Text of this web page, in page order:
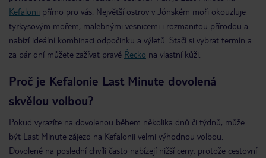
Kefalonii přímo pro vás. Největší ostrov v Jónském moři okouzluje
tyrkysovým mořem, malebnými vesnicemi i rozmanitou přírodou a
nabízí ideální kombinaci odpočinku a výletů. Stačí si vybrat termín a
za pár dní můžete zažívat pravé Řecko na vlastní kůži.
Proč je Kefalonie Last Minute dovolená
skvělou volbou?
Pokud vyrazíte na dovolenou během několika dnů či týdnů, může
být Last Minute zájezd na Kefalonii velmi výhodnou volbou.
Dovolené na poslední chvíli často nabízejí nižší ceny, protože cestovní